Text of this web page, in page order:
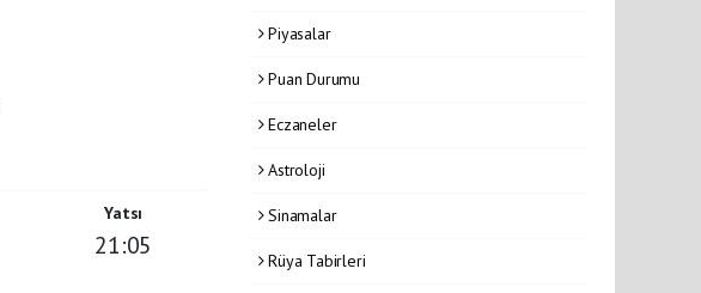
Yatsı
21:05
Piyasalar
Puan Durumu
Eczaneler
Astroloji
Sinamalar
Rüya Tabirleri